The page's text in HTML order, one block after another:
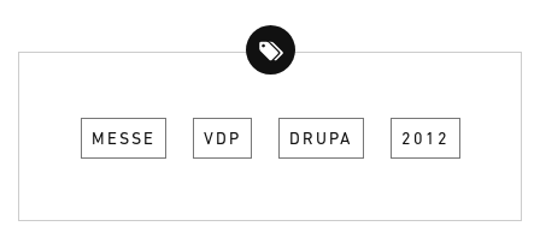
MESSE VDP DRUPA 2012